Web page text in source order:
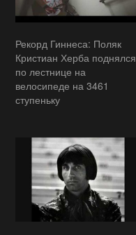
Рекорд Гиннеса: Поляк
Кристиан Херба поднялся
по лестнице на
велосипеде на 3461
ступеньку